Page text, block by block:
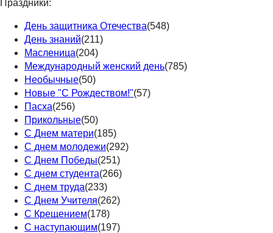
Праздники:
День защитника Отечества(548)
День знаний(211)
Масленица(204)
Международный женский день(785)
Необычные(50)
Новые "С Рождеством!"(57)
Пасха(256)
Прикольные(50)
С Днем матери(185)
С днем молодежи(292)
С Днем Победы(251)
С днем студента(266)
С днем труда(233)
С Днем Учителя(262)
С Крещением(178)
С наступающим(197)